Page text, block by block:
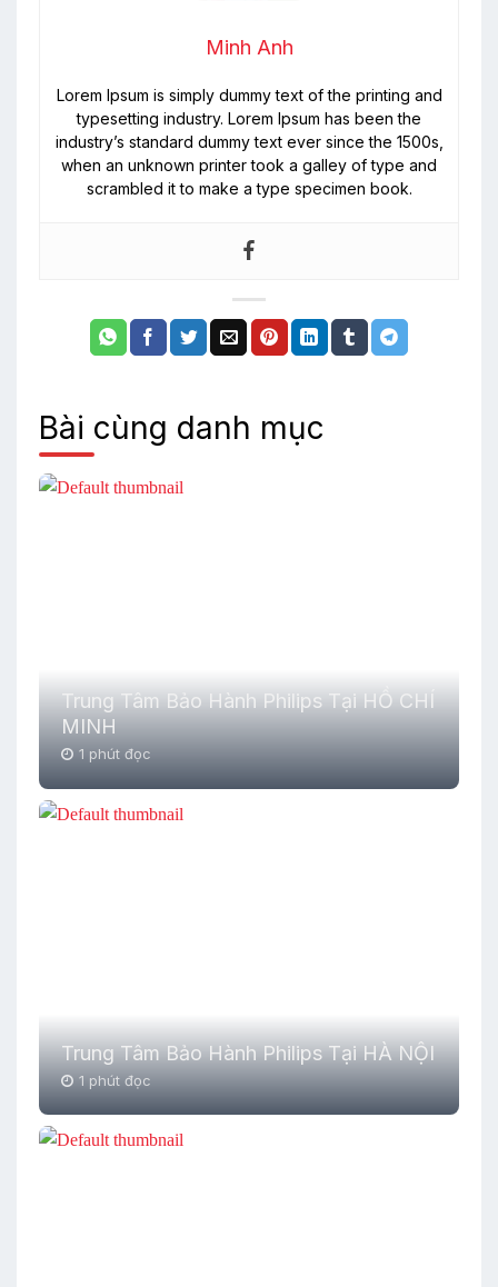
Minh Anh
Lorem Ipsum is simply dummy text of the printing and
typesetting industry. Lorem Ipsum has been the
industry’s standard dummy text ever since the 1500s,
when an unknown printer took a galley of type and
scrambled it to make a type specimen book.
Bài cùng danh mục
Trung Tâm Bảo Hành Philips Tại HỒ CHÍ
MINH
1 phút đọc
Trung Tâm Bảo Hành Philips Tại HÀ NỘI
1 phút đọc